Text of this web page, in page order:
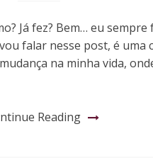
Já fez? Bem… eu
falar nesse post, é
na minha vida,
Reading